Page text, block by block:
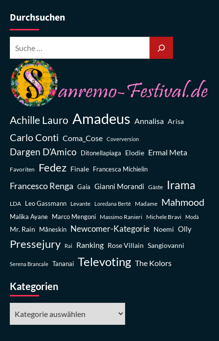
Durchsuchen
Achille Lauro Amadeus Annalisa Arisa
Carlo Conti Coma_Cose Coverversion
Dargen D’Amico Ditonellapiaga Elodie Ermal Meta
Favoriten Fedez Finale Francesca Michielin
Francesco Renga Gaia Gianni Morandi Gäste Irama
LDA Leo Gassmann Levante Loredana Bertè Madame Mahmood
Malika Ayane Marco Mengoni Massimo Ranieri Michele Bravi Modà
Mr. Rain Måneskin Newcomer-Kategorie Noemi Olly
Pressejury Rai Ranking Rose Villain Sangiovanni
Serena Brancale Tananai Televoting The Kolors
Kategorien